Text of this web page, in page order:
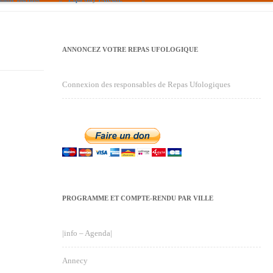
ANNONCEZ VOTRE REPAS UFOLOGIQUE
Connexion des responsables de Repas Ufologiques
PROGRAMME ET COMPTE-RENDU PAR VILLE
|info – Agenda|
Annecy